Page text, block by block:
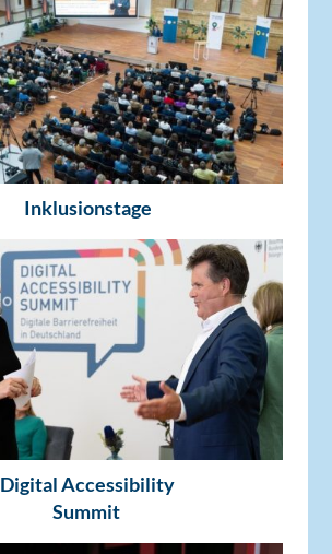
Inklusionstage
Digital Accessibility
Summit